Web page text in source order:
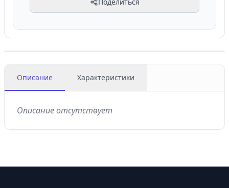
Описание Характеристики
Описание отсутствует